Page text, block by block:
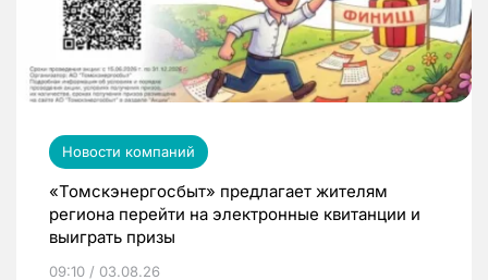
Новости компаний
«Томскэнергосбыт» предлагает жителям
региона перейти на электронные квитанции и
выиграть призы
09:10 / 03.08.26